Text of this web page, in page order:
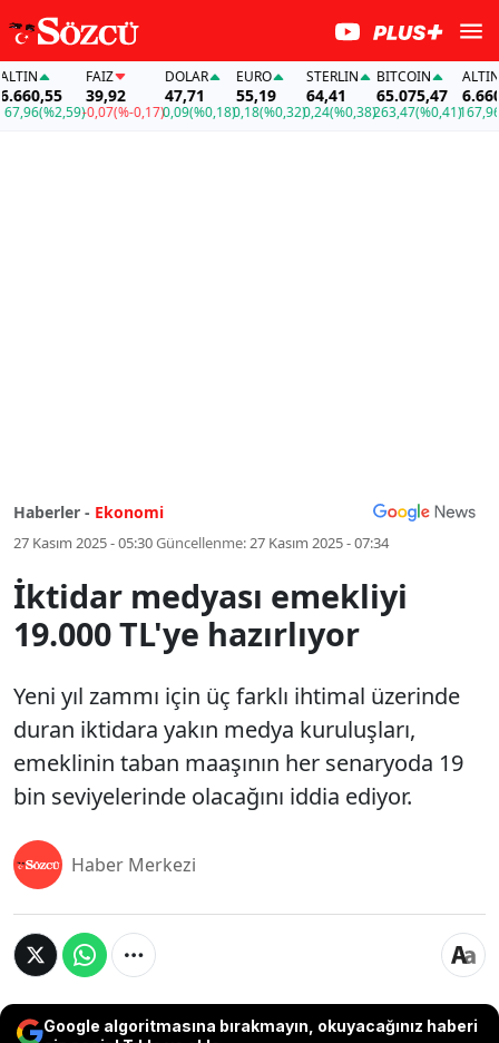
(%2,59)
FAİZ
39,92
-0,07(%-0,17)
DOLAR
47,71
0,09(%0,18)
EURO
55,19
0,18(%0,32)
STERLIN
64,41
0,24(%0,38)
BITCOIN
65.075,47
263,47(%0,41)
ALTIN
167,96
Haberler - Ekonomi
27 Kasım 2025 - 05:30Güncellenme:27 Kasım 2025 - 07:34
İktidar medyası emekliyi
19.000 TL'ye hazırlıyor
Yeni yıl zammı için üç farklı ihtimal üzerinde
duran iktidara yakın medya kuruluşları,
emeklinin taban maaşının her senaryoda 19
bin seviyelerinde olacağını iddia ediyor.
Haber Merkezi
Google algoritmasına bırakmayın, okuyacağınız haberi